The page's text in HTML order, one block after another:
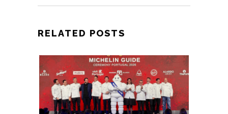
RELATED POSTS